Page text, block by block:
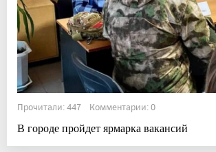
Прочитали: 447 Комментарии: 0
В городе пройдет ярмарка вакансий